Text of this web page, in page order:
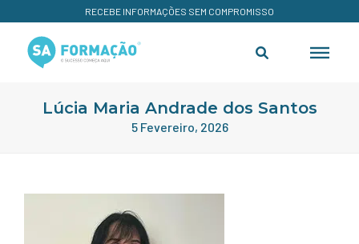
RECEBE INFORMAÇÕES SEM COMPROMISSO
Lúcia Maria Andrade dos Santos
5 Fevereiro, 2026